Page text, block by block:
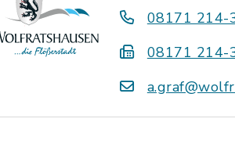
08171 214-
08171 214-